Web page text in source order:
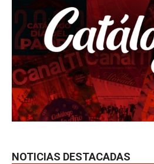
NOTICIAS DESTACADAS